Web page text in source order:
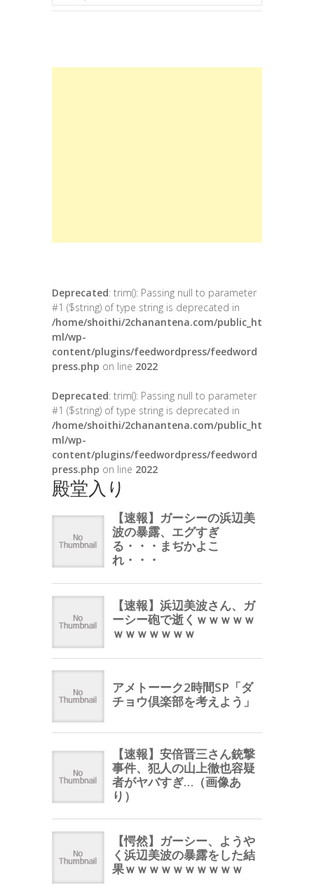
Deprecated: trim(): Passing null to parameter
#1 ($string) of type string is deprecated in
/home/shoithi/2chanantena.com/public_ht
ml/wp-
content/plugins/feedwordpress/feedword
press.php on line 2022
Deprecated: trim(): Passing null to parameter
#1 ($string) of type string is deprecated in
/home/shoithi/2chanantena.com/public_ht
ml/wp-
content/plugins/feedwordpress/feedword
press.php on line 2022
殿堂入り